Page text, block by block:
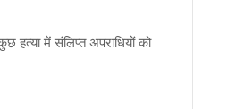
हत्या में संलिप्त अपराधियों को